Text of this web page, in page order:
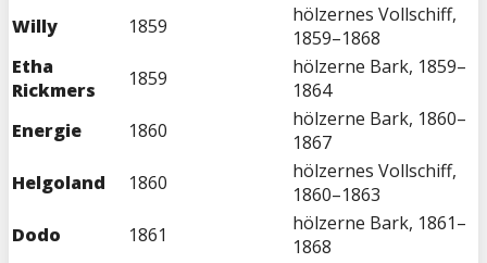
Willy
1859
hölzernes Vollschiff,
1859–1868
Etha
Rickmers
1859
hölzerne Bark, 1859–
1864
Energie
1860
hölzerne Bark, 1860–
1867
Helgoland
1860
hölzernes Vollschiff,
1860–1863
Dodo
1861
hölzerne Bark, 1861–
1868